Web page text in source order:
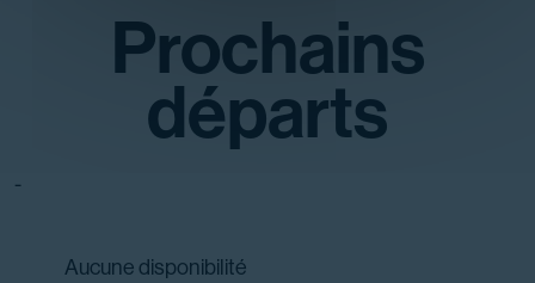
Prochains
départs
-
Aucune disponibilité